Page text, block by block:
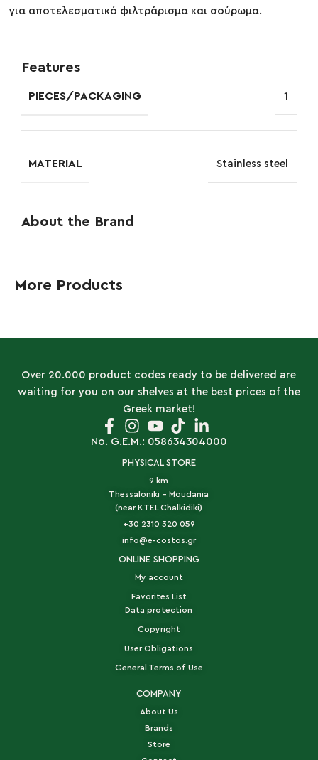
για αποτελεσματικό φιλτράρισμα και σούρωμα.
Features
PIECES/PACKAGING 1
MATERIAL Stainless steel
About the Brand
More Products
Over 20.000 product codes ready to be delivered are
waiting for you on our shelves at the best prices of the
Greek market!
No. G.E.M.: 058634304000
PHYSICAL STORE
9 km
Thessaloniki - Moudania
(near KTEL Chalkidiki)
+30 2310 320 059
info@e-costos.gr
ONLINE SHOPPING
My account
Favorites List
Data protection
Copyright
User Obligations
General Terms of Use
COMPANY
About Us
Brands
Store